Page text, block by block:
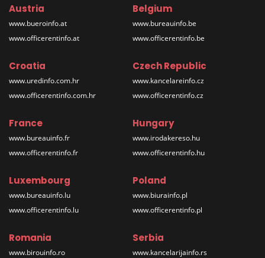
Austria
www.bueroinfo.at
www.officerentinfo.at
Belgium
www.bureauinfo.be
www.officerentinfo.be
Croatia
www.uredinfo.com.hr
www.officerentinfo.com.hr
Czech Republic
www.kancelareinfo.cz
www.officerentinfo.cz
France
www.bureauinfo.fr
www.officerentinfo.fr
Hungary
www.irodakereso.hu
www.officerentinfo.hu
Luxembourg
www.bureauinfo.lu
www.officerentinfo.lu
Poland
www.biurainfo.pl
www.officerentinfo.pl
Romania
www.birouinfo.ro
Serbia
www.kancelarijainfo.rs